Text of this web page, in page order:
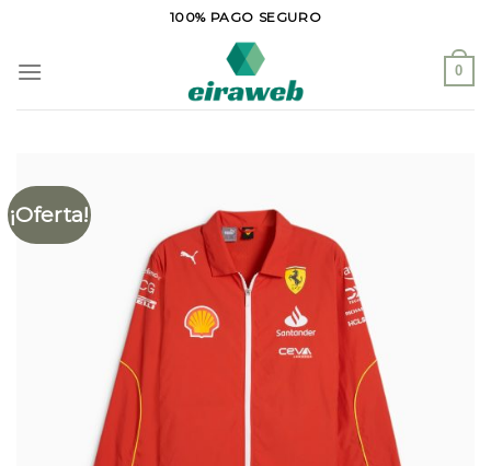
contenido
100% PAGO SEGURO
0
¡Oferta!